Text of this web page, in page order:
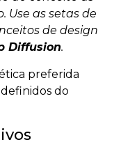
Use as setas de
de design
Diffusion.
preferida
do